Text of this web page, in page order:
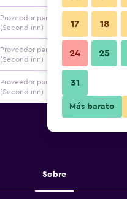
Proveedor para Beihai Hai Yi Hurried
(Second inn)
Proveedor para Beihai Hai Yi Hurried
(Second inn)
Proveedor para Beihai Hai Yi Hurried
(Second inn)
Sobre
17 18
24 25
31
Más barato